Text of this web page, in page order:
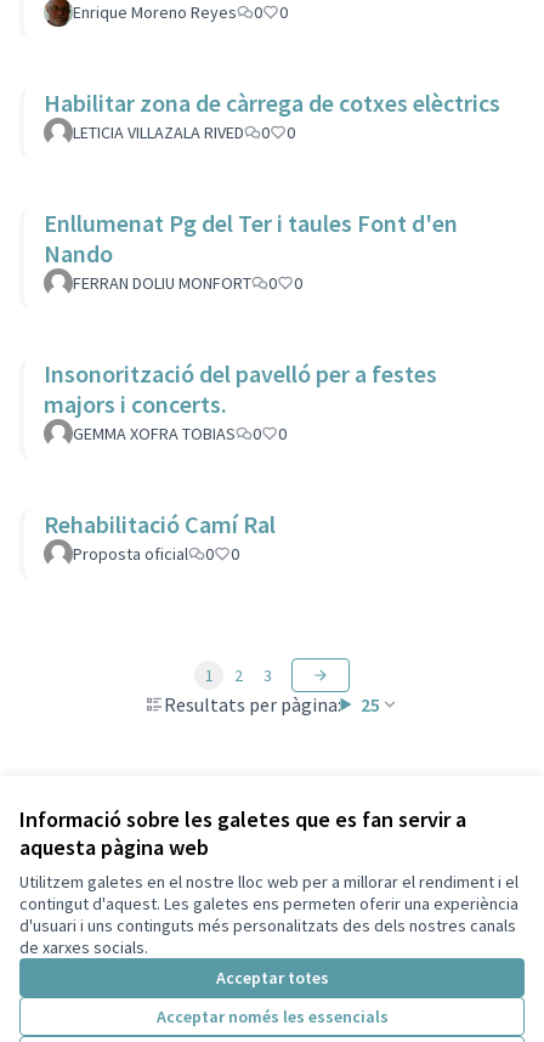
Informació sobre les galetes que es fan servir a
aquesta pàgina web
Utilitzem galetes en el nostre lloc web per a millorar el rendiment i el
contingut d'aquest. Les galetes ens permeten oferir una experiència
d'usuari i uns continguts més personalitzats des dels nostres canals
de xarxes socials.
Acceptar totes
Acceptar només les essencials
Enrique Moreno Reyes 0 0
Habilitar zona de càrrega de cotxes elèctrics
LETICIA VILLAZALA RIVED 0 0
Enllumenat Pg del Ter i taules Font d'en
Nando
FERRAN DOLIU MONFORT 0 0
Insonorització del pavelló per a festes
majors i concerts.
GEMMA XOFRA TOBIAS 0 0
Rehabilitació Camí Ral
Proposta oficial 0 0
Resultats per pàgina: 25
1 2 3
Veure totes les propostes retirades
Termes i condicions d'ús
Configuració de les galetes
Ajuntament de Montesquiu a X
(Enllaç extern)
Ajuntament de Montesquiu a Facebook
Ajuntament de Montesquiu a Instagram
Ajuntament de Montesquiu a YouTube
(Enllaç extern)